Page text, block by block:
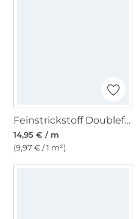
Feinstrickstoff Doubleface Lia Melange, pflaume
14,95 € / m
(9,97 € / 1 m²)